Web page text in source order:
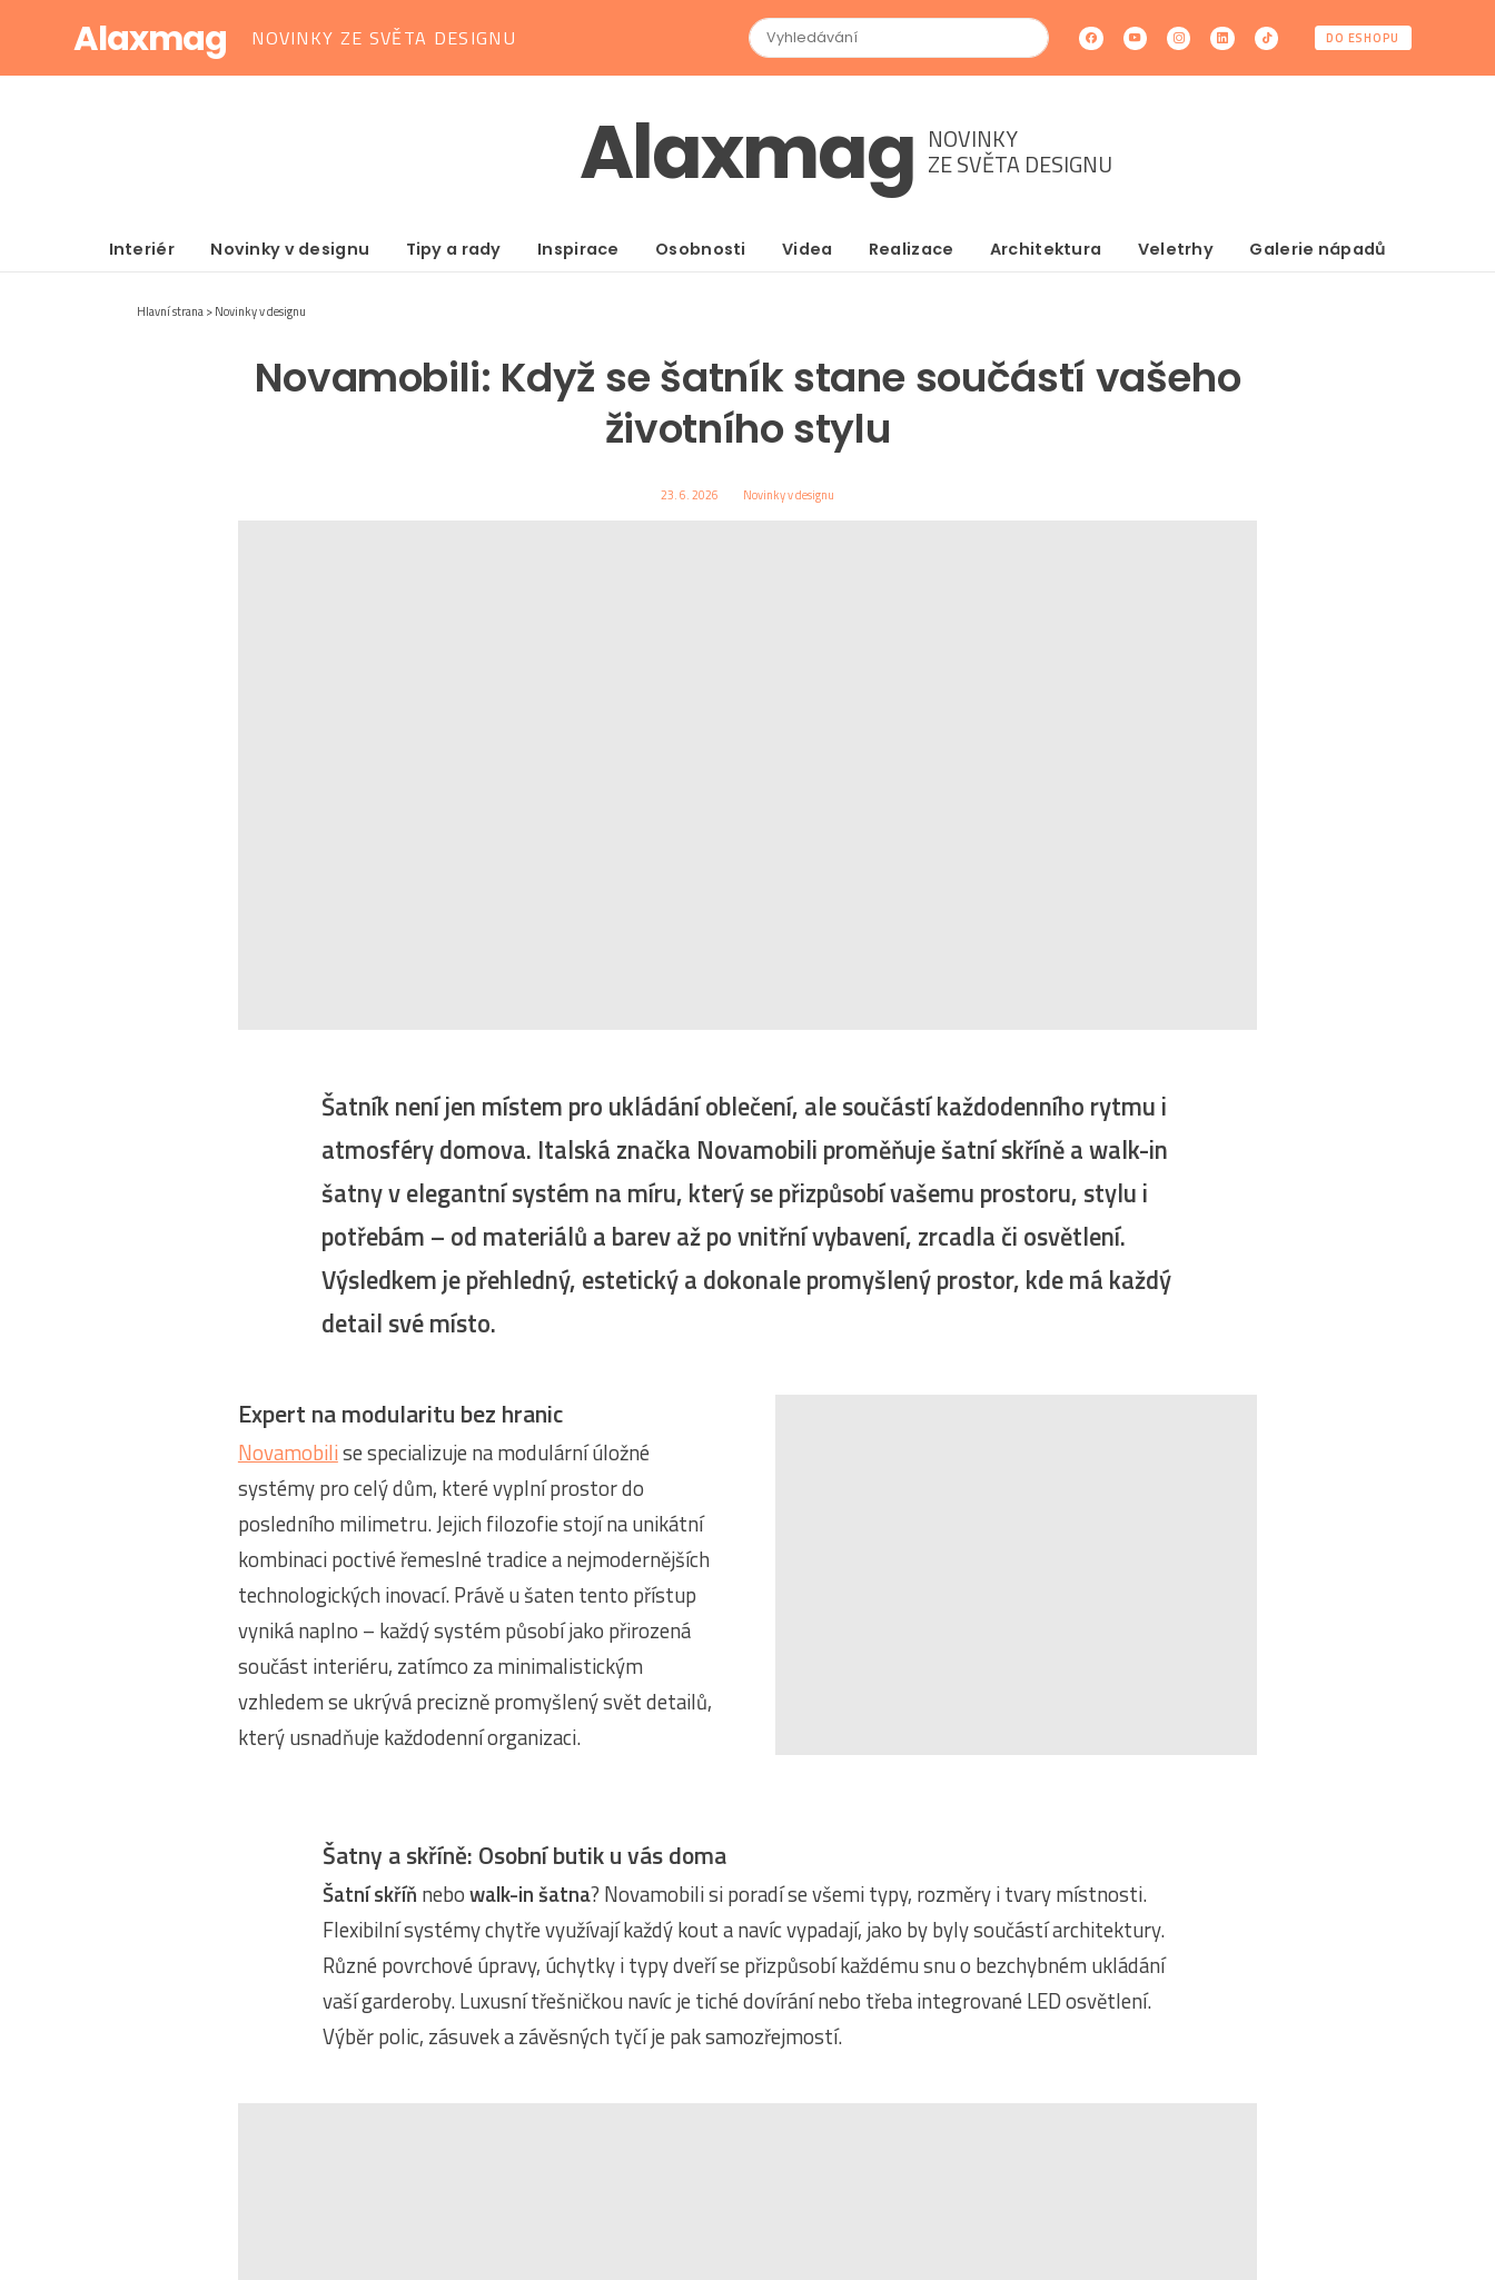
Alaxmag NOVINKY ZE SVĚTA DESIGNU DO ESHOPU
Alaxmag NOVINKY
ZE SVĚTA DESIGNU
Interiér Novinky v designu Tipy a rady Inspirace Osobnosti Videa Realizace Architektura Veletrhy Galerie nápadů
Hlavní strana Novinky v designu
Novamobili: Když se šatník stane součástí vašeho
životního stylu
23. 6. 2026 Novinky v designu
Šatník není jen místem pro ukládání oblečení, ale součástí každodenního rytmu i
atmosféry domova. Italská značka Novamobili proměňuje šatní skříně a walk-in
šatny v elegantní systém na míru, který se přizpůsobí vašemu prostoru, stylu i
potřebám – od materiálů a barev až po vnitřní vybavení, zrcadla či osvětlení.
Výsledkem je přehledný, estetický a dokonale promyšlený prostor, kde má každý
detail své místo.
Expert na modularitu bez hranic
Novamobilise specializuje na modulární úložné
systémy pro celý dům, které vyplní prostor do
posledního milimetru. Jejich filozofie stojí na unikátní
kombinaci poctivé řemeslné tradice a nejmodernějších
technologických inovací. Právě u šaten tento přístup
vyniká naplno – každý systém působí jako přirozená
součást interiéru, zatímco za minimalistickým
vzhledem se ukrývá precizně promyšlený svět detailů,
který usnadňuje každodenní organizaci.
Šatny a skříně: Osobní butik u vás doma
Šatní skříň nebowalk-in šatna? Novamobili si poradí se všemi typy, rozměry i tvary místnosti.
Flexibilní systémy chytře využívají každý kout a navíc vypadají, jako by byly součástí architektury.
Různé povrchové úpravy, úchytky i typy dveří se přizpůsobí každému snu o bezchybném ukládání
vaší garderoby. Luxusní třešničkou navíc je tiché dovírání nebo třeba integrované LED osvětlení.
Výběr polic, zásuvek a závěsných tyčí je pak samozřejmostí.